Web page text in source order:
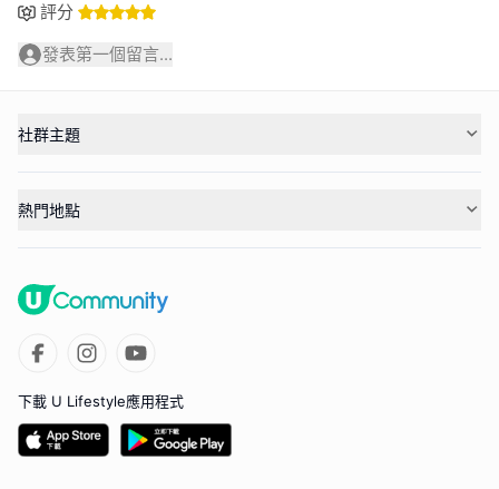
評分
發表第一個留言...
社群主題
熱門地點
下載 U Lifestyle應用程式